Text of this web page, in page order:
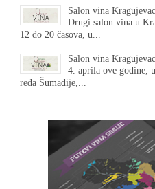
Salon vina
Drugi salon vina u
12 do 20 časova, u...
Salon vina
4. aprila ove godine,
reda Šumadije,...